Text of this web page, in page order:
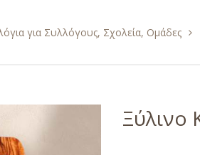
για Συλλόγους, Σχολεία, Ομάδες
Ξύλινο